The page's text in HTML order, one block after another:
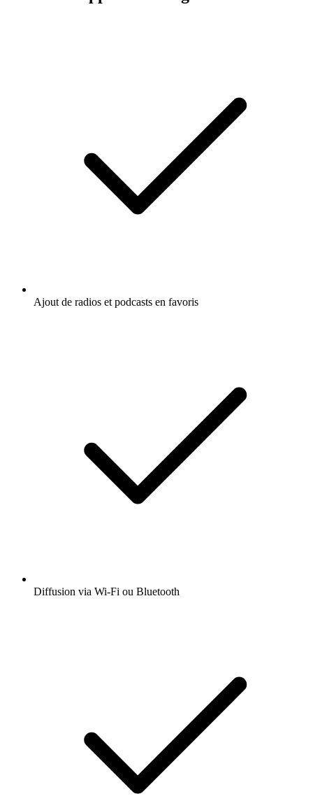
Ajout de radios et podcasts en favoris
Diffusion via Wi-Fi ou Bluetooth